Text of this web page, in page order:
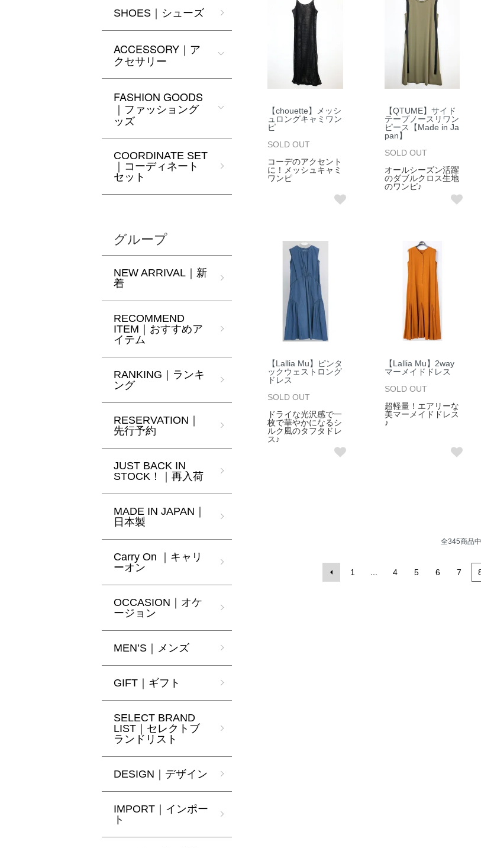
【chouette】メッシ
ュロングキャミワン
ピ
SOLD OUT
コーデのアクセント
に！メッシュキャミ
ワンピ
【QTUME】サイド
テープノースリワン
ピース【Made in Ja
pan】
SOLD OUT
オールシーズン活躍
のダブルクロス生地
のワンピ♪
【Lallia Mu】ピンタ
ックウェストロング
ドレス
SOLD OUT
ドライな光沢感で一
枚で華やかになるシ
ルク風のタフタドレ
ス♪
【Lallia Mu】2way
マーメイドドレス
SOLD OUT
超軽量！エアリーな
美マーメイドドレス
♪
全345商品中
1 4 5 6 7
SHOES｜シューズ
ACCESSORY｜ア
クセサリー
FASHION GOODS
｜ファッショング
ッズ
COORDINATE SET
｜コーディネート
セット
グループ
NEW ARRIVAL｜新
着
RECOMMEND
ITEM｜おすすめア
イテム
RANKING｜ランキ
ング
RESERVATION｜
先行予約
JUST BACK IN
STOCK！｜再入荷
MADE IN JAPAN｜
日本製
Carry On ｜キャリ
ーオン
OCCASION｜オケ
ージョン
MEN’S｜メンズ
GIFT｜ギフト
SELECT BRAND
LIST｜セレクトブ
ランドリスト
DESIGN｜デザイン
IMPORT｜インポー
ト